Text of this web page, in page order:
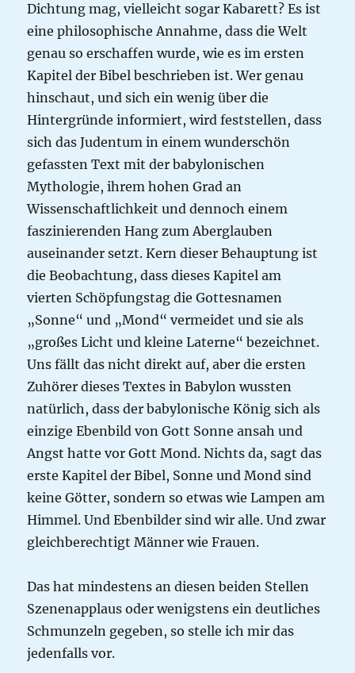
Dichtung mag, vielleicht sogar Kabarett? Es ist
eine philosophische Annahme, dass die Welt
genau so erschaffen wurde, wie es im ersten
Kapitel der Bibel beschrieben ist. Wer genau
hinschaut, und sich ein wenig über die
Hintergründe informiert, wird feststellen, dass
sich das Judentum in einem wunderschön
gefassten Text mit der babylonischen
Mythologie, ihrem hohen Grad an
Wissenschaftlichkeit und dennoch einem
faszinierenden Hang zum Aberglauben
auseinander setzt. Kern dieser Behauptung ist
die Beobachtung, dass dieses Kapitel am
vierten Schöpfungstag die Gottesnamen
„Sonne“ und „Mond“ vermeidet und sie als
„großes Licht und kleine Laterne“ bezeichnet.
Uns fällt das nicht direkt auf, aber die ersten
Zuhörer dieses Textes in Babylon wussten
natürlich, dass der babylonische König sich als
einzige Ebenbild von Gott Sonne ansah und
Angst hatte vor Gott Mond. Nichts da, sagt das
erste Kapitel der Bibel, Sonne und Mond sind
keine Götter, sondern so etwas wie Lampen am
Himmel. Und Ebenbilder sind wir alle. Und zwar
gleichberechtigt Männer wie Frauen.
Das hat mindestens an diesen beiden Stellen
Szenenapplaus oder wenigstens ein deutliches
Schmunzeln gegeben, so stelle ich mir das
jedenfalls vor.